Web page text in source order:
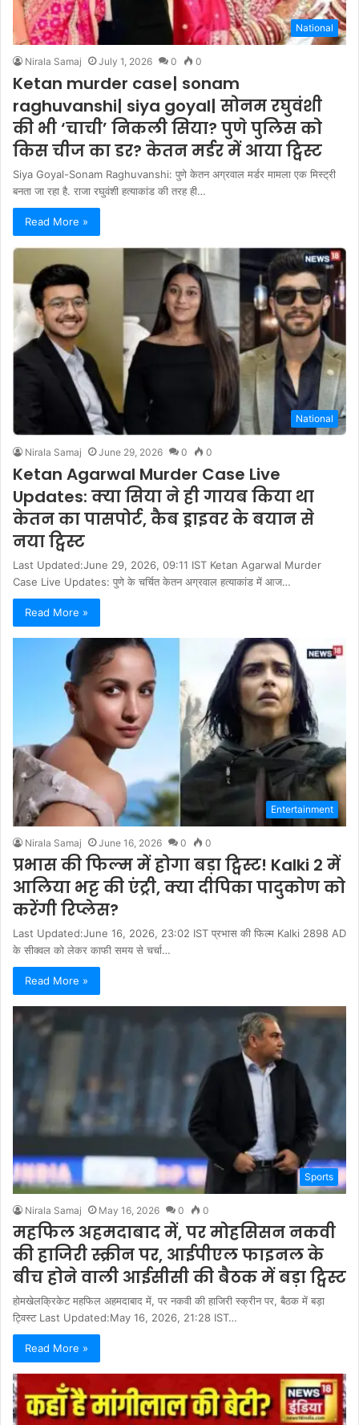
National
Nirala Samaj July 1, 2026 0 0
Ketan murder case| sonam
raghuvanshi| siya goyal| सोनम रघुवंशी
की भी ‘चाची’ निकली सिया? पुणे पुलिस को
किस चीज का डर? केतन मर्डर में आया ट्विस्ट
Siya Goyal-Sonam Raghuvanshi: पुणे केतन अग्रवाल मर्डर मामला एक मिस्ट्री
बनता जा रहा है. राजा रघुवंशी हत्याकांड की तरह ही…
Read More »
National
Nirala Samaj June 29, 2026 0 0
Ketan Agarwal Murder Case Live
Updates: क्या सिया ने ही गायब किया था
केतन का पासपोर्ट, कैब ड्राइवर के बयान से
नया ट्विस्ट
Last Updated:June 29, 2026, 09:11 IST Ketan Agarwal Murder
Case Live Updates: पुणे के चर्चित केतन अग्रवाल हत्याकांड में आज…
Read More »
Entertainment
Nirala Samaj June 16, 2026 0 0
प्रभास की फिल्म में होगा बड़ा ट्विस्ट! Kalki 2 में
आलिया भट्ट की एंट्री, क्या दीपिका पादुकोण को
करेंगी रिप्लेस?
Last Updated:June 16, 2026, 23:02 IST प्रभास की फिल्म Kalki 2898 AD
के सीक्वल को लेकर काफी समय से चर्चा…
Read More »
Sports
Nirala Samaj May 16, 2026 0 0
महफिल अहमदाबाद में, पर मोहसिसन नकवी
की हाजिरी स्क्रीन पर, आईपीएल फाइनल के
बीच होने वाली आईसीसी की बैठक में बड़ा ट्विस्ट
होमखेलक्रिकेट महफिल अहमदाबाद में, पर नकवी की हाजिरी स्क्रीन पर, बैठक में बड़ा
ट्विस्ट Last Updated:May 16, 2026, 21:28 IST…
Read More »